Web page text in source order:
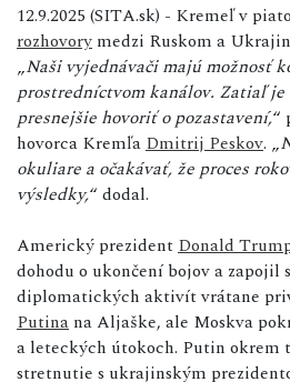
12.9.2025 (SITA.sk) - Kremeľ v
rozhovory medzi Ruskom a
„Naši vyjednávači majú možnosť
prostredníctvom kanálov. Zatiaľ je
presnejšie hovoriť o pozastavení,“
hovorca Kremľa Dmitrij Peskov. „
okuliare a očakávať, že proces
výsledky,“ dodal.
Americký prezident Donald
dohodu o ukončení bojov a zapojil
diplomatických aktivít vrátane
Putina na Aljaške, ale Moskva
a leteckých útokoch. Putin okrem
stretnutie s ukrajinským